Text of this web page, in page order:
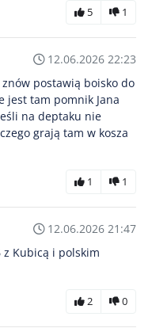
5 1
12.06.2026 22:23
postawią boisko do
jest tam pomnik Jana
na deptaku nie
grają tam w kosza
1 1
12.06.2026 21:47
z Kubicą i polskim
2 0